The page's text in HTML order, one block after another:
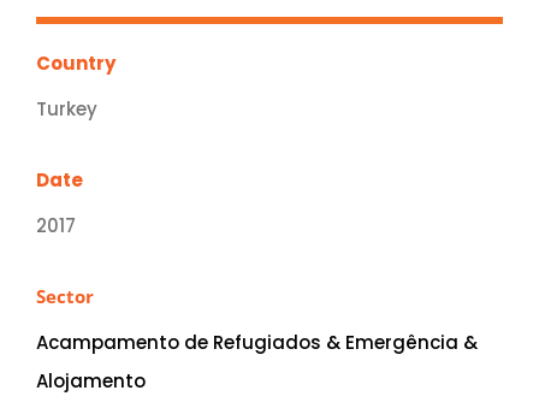
Country
Turkey
Date
2017
Sector
Acampamento de Refugiados & Emergência &
Alojamento